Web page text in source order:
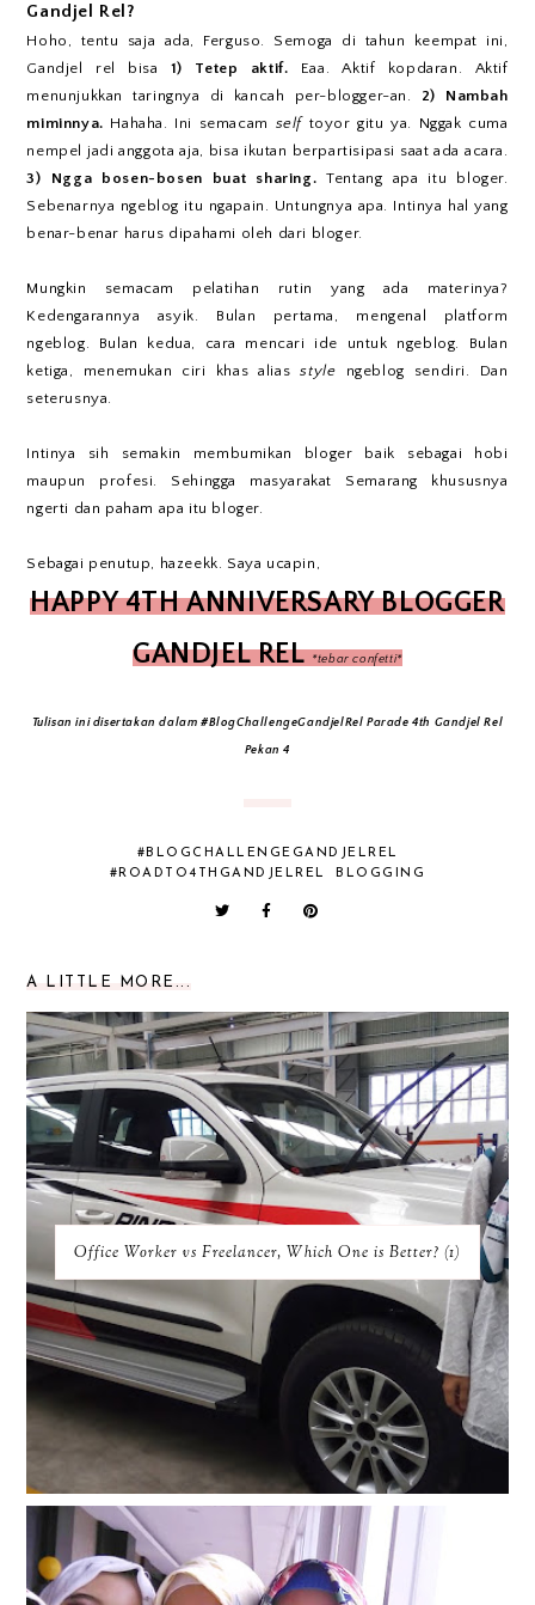
Gandjel Rel?
Hoho, tentu saja ada, Ferguso. Semoga di tahun keempat ini,
Gandjel rel bisa 1) Tetep aktif. Eaa. Aktif kopdaran. Aktif
menunjukkan taringnya di kancah per-blogger-an. 2) Nambah
miminnya. Hahaha. Ini semacam self toyor gitu ya. Nggak cuma
nempel jadi anggota aja, bisa ikutan berpartisipasi saat ada acara.
3) Ngga bosen-bosen buat sharing. Tentang apa itu bloger.
Sebenarnya ngeblog itu ngapain. Untungnya apa. Intinya hal yang
benar-benar harus dipahami oleh dari bloger.
Mungkin semacam pelatihan rutin yang ada materinya?
Kedengarannya asyik. Bulan pertama, mengenal platform
ngeblog. Bulan kedua, cara mencari ide untuk ngeblog. Bulan
ketiga, menemukan ciri khas aliasstyle
ngeblog sendiri. Dan
seterusnya.
Intinya sih semakin membumikan bloger baik sebagai hobi
maupun profesi. Sehingga masyarakat Semarang khususnya
ngerti dan paham apa itu bloger.
Sebagai penutup, hazeekk. Saya ucapin,
HAPPY 4TH ANNIVERSARY BLOGGER
GANDJEL REL*tebar confetti*
Tulisan ini disertakan dalam #BlogChallengeGandjelRel Parade 4th Gandjel Rel
Pekan 4
#BLOGCHALLENGEGANDJELREL
#ROADTO4THGANDJELREL
BLOGGING
A LITTLE MORE...
Office Worker vs Freelancer, Which One is Better? (1)